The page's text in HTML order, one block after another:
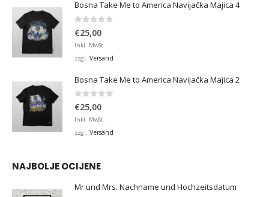
Bosna Take Me to America Navijačka Majica 4
€25,00
Inkl. MwSt.
zzgl. Versand
Bosna Take Me to America Navijačka Majica 2
0 von 5
€25,00
Inkl. MwSt.
zzgl. Versand
NAJBOLJE OCIJENE
Mr und Mrs. Nachname und Hochzeitsdatum